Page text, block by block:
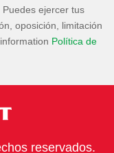
ejercer tus
oposición, limitación
information Política de
reservados.